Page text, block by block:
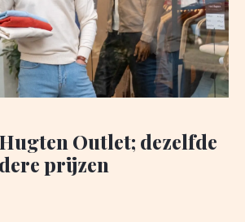
Outlet; dezelfde
prijzen